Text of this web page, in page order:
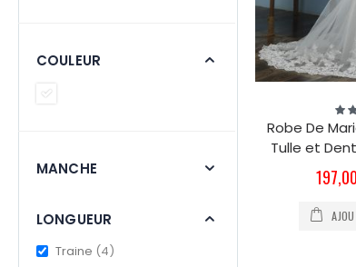
Robe De
Tulle et
Prix
Spécial
COULEUR
MANCHE
LONGUEUR
Traine 4items